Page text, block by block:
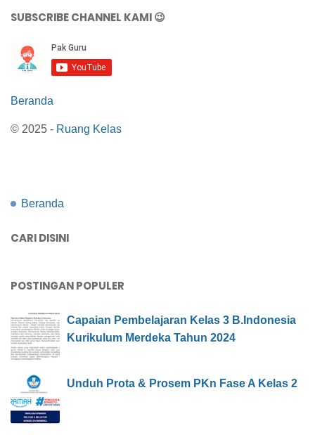
SUBSCRIBE CHANNEL KAMI 😉
Beranda
© 2025 - Ruang Kelas
Beranda
CARI DISINI
POSTINGAN POPULER
Capaian Pembelajaran Kelas 3 B.Indonesia
Kurikulum Merdeka Tahun 2024
Unduh Prota & Prosem PKn Fase A Kelas 2